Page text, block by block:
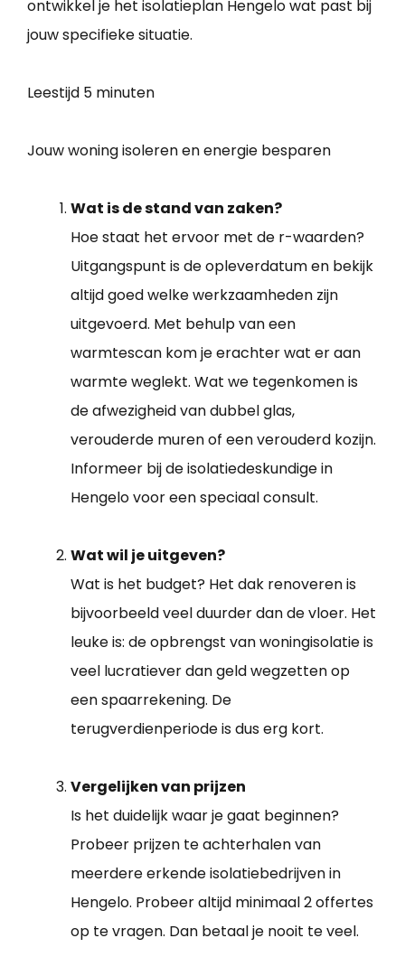
ontwikkel je het isolatieplan Hengelo wat past bij
jouw specifieke situatie.
Leestijd 5 minuten
Jouw woning isoleren en energie besparen
Wat is de stand van zaken?
Hoe staat het ervoor met de r-waarden?
Uitgangspunt is de opleverdatum en bekijk
altijd goed welke werkzaamheden zijn
uitgevoerd. Met behulp van een
warmtescan kom je erachter wat er aan
warmte weglekt. Wat we tegenkomen is
de afwezigheid van dubbel glas,
verouderde muren of een verouderd kozijn.
Informeer bij de isolatiedeskundige in
Hengelo voor een speciaal consult.
Wat wil je uitgeven?
Wat is het budget? Het dak renoveren is
bijvoorbeeld veel duurder dan de vloer. Het
leuke is: de opbrengst van woningisolatie is
veel lucratiever dan geld wegzetten op
een spaarrekening. De
terugverdienperiode is dus erg kort.
Vergelijken van prijzen
Is het duidelijk waar je gaat beginnen?
Probeer prijzen te achterhalen van
meerdere erkende isolatiebedrijven in
Hengelo. Probeer altijd minimaal 2 offertes
op te vragen. Dan betaal je nooit te veel.